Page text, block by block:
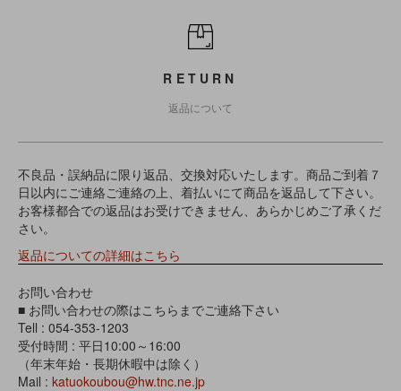
RETURN
返品について
不良品・誤納品に限り返品、交換対応いたします。商品ご到着７
日以内にご連絡ご連絡の上、着払いにて商品を返品して下さい。
お客様都合での返品はお受けできません、あらかじめご了承くだ
さい。
返品についての詳細はこちら
お問い合わせ
■ お問い合わせの際はこちらまでご連絡下さい
Tell : 054-353-1203
受付時間 : 平日10:00～16:00
（年末年始・長期休暇中は除く）
Mail : katuokoubou@hw.tnc.ne.jp